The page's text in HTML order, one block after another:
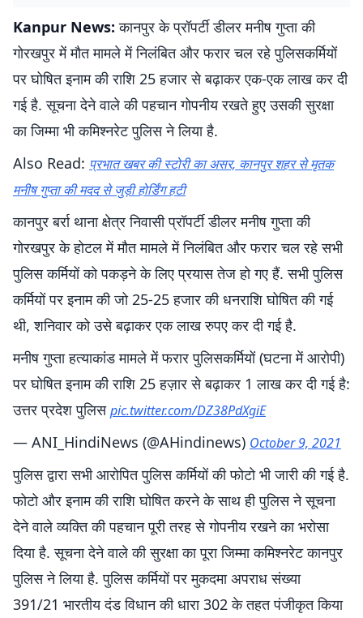
Kanpur News: कानपुर के प्रॉपर्टी डीलर मनीष गुप्ता की
गोरखपुर में मौत मामले में निलंबित और फरार चल रहे पुलिसकर्मियों
पर घोषित इनाम की राशि 25 हजार से बढ़ाकर एक-एक लाख कर दी
गई है. सूचना देने वाले की पहचान गोपनीय रखते हुए उसकी सुरक्षा
का जिम्मा भी कमिश्नरेट पुलिस ने लिया है.
Also Read: प्रभात खबर की स्टोरी का असर, कानपुर शहर से मृतक
मनीष गुप्ता की मदद से जुड़ी होर्डिंग हटी
कानपुर बर्रा थाना क्षेत्र निवासी प्रॉपर्टी डीलर मनीष गुप्ता की
गोरखपुर के होटल में मौत मामले में निलंबित और फरार चल रहे सभी
पुलिस कर्मियों को पकड़ने के लिए प्रयास तेज हो गए हैं. सभी पुलिस
कर्मियों पर इनाम की जो 25-25 हजार की धनराशि घोषित की गई
थी, शनिवार को उसे बढ़ाकर एक लाख रुपए कर दी गई है.
मनीष गुप्ता हत्याकांड मामले में फरार पुलिसकर्मियों (घटना में आरोपी)
पर घोषित इनाम की राशि 25 हज़ार से बढ़ाकर 1 लाख कर दी गई है:
उत्तर प्रदेश पुलिसpic.twitter.com/DZ38PdXgiE
— ANI_HindiNews (@AHindinews) October 9, 2021
पुलिस द्वारा सभी आरोपित पुलिस कर्मियों की फोटो भी जारी की गई है.
फोटो और इनाम की राशि घोषित करने के साथ ही पुलिस ने सूचना
देने वाले व्यक्ति की पहचान पूरी तरह से गोपनीय रखने का भरोसा
दिया है. सूचना देने वाले की सुरक्षा का पूरा जिम्मा कमिश्नरेट कानपुर
पुलिस ने लिया है. पुलिस कर्मियों पर मुकदमा अपराध संख्या
391/21 भारतीय दंड विधान की धारा 302 के तहत पंजीकृत किया